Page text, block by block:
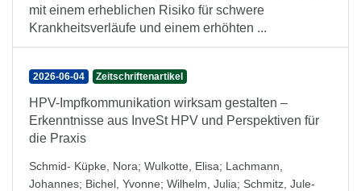
mit einem erheblichen Risiko für schwere
Krankheitsverläufe und einem erhöhten ...
2026-06-04 Zeitschriftenartikel
HPV-Impfkommunikation wirksam gestalten –
Erkenntnisse aus InveSt HPV und Perspektiven für
die Praxis
Schmid- Küpke, Nora; Wulkotte, Elisa; Lachmann,
Johannes; Bichel, Yvonne; Wilhelm, Julia; Schmitz, Jule-